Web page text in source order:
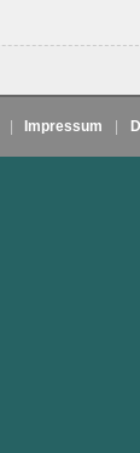
Impressum